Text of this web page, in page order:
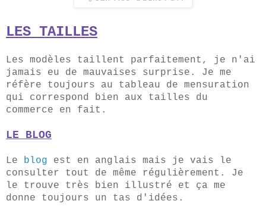
LES TAILLES
Les modèles taillent parfaitement, je n'ai
jamais eu de mauvaises surprise. Je me
réfère toujours au tableau de mensuration
qui correspond bien aux tailles du
commerce en fait.
LE BLOG
Le blog est en anglais mais je vais le
consulter tout de même régulièrement. Je
le trouve très bien illustré et ça me
donne toujours un tas d'idées.